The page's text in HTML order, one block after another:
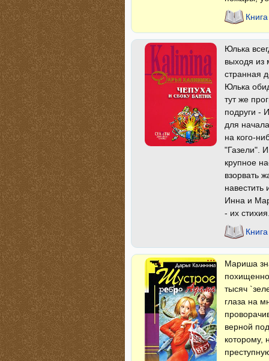
Юлька
выходя из
странная
Юлька
тут же
подруги -
для
на кого-
"Газели".
крупное
взорвать
Инна и
- их
Мариша
тысяч
глаза на
верной
которому,